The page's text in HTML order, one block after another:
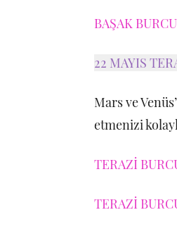
BAŞAK
22 MAYIS
Mars ve
etmenizi
TERAZİ
TERAZİ